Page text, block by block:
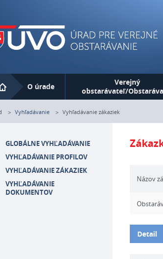
O úrade
Verejný
obstarávateľ/
Vyhľadávanie Vyhľadávanie zákaziek
GLOBÁLNE VYHĽADÁVANIE
VYHĽADÁVANIE PROFILOV
VYHĽADÁVANIE ZÁKAZIEK
VYHĽADÁVANIE
DOKUMENTOV
Názov
Detail